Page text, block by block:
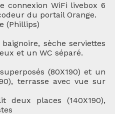
connexion WiFi livebox 6
du portail Orange.
(Phillips)
sèche serviettes
et un WC séparé.
(80X190) et un
terrasse avec vue sur
deux places (140X190),